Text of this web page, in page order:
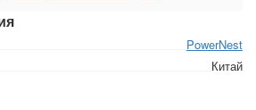
PowerNest
Китай